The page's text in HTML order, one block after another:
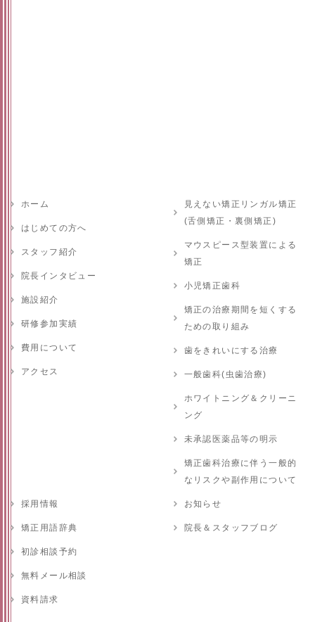
ホーム
はじめての方へ
スタッフ紹介
院長インタビュー
施設紹介
研修参加実績
費用について
アクセス
見えない矯正リンガル矯正
(舌側矯正・裏側矯正)
マウスピース型装置による
矯正
小児矯正歯科
矯正の治療期間を短くする
ための取り組み
歯をきれいにする治療
一般歯科(虫歯治療)
ホワイトニング＆クリーニ
ング
未承認医薬品等の明示
矯正歯科治療に伴う一般的
なリスクや副作用について
採用情報
矯正用語辞典
初診相談予約
無料メール相談
資料請求
お知らせ
院長＆スタッフブログ